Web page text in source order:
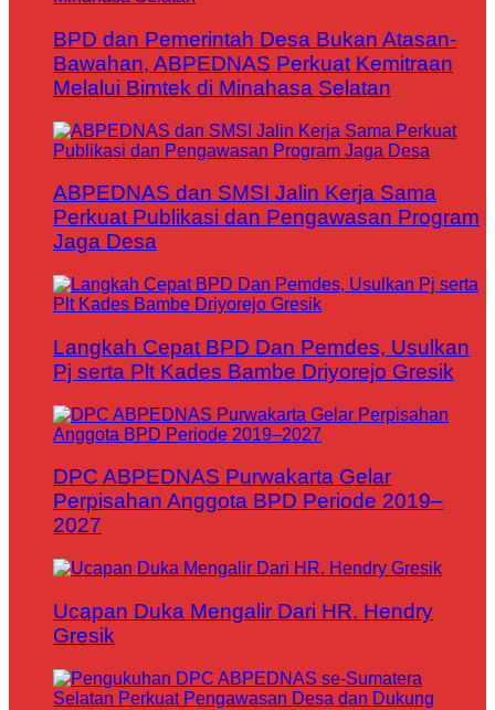
BPD dan Pemerintah Desa Bukan Atasan-
Bawahan, ABPEDNAS Perkuat Kemitraan
Melalui Bimtek di Minahasa Selatan
ABPEDNAS dan SMSI Jalin Kerja Sama
Perkuat Publikasi dan Pengawasan Program
Jaga Desa
Langkah Cepat BPD Dan Pemdes, Usulkan
Pj serta Plt Kades Bambe Driyorejo Gresik
DPC ABPEDNAS Purwakarta Gelar
Perpisahan Anggota BPD Periode 2019–
2027
Ucapan Duka Mengalir Dari HR. Hendry
Gresik